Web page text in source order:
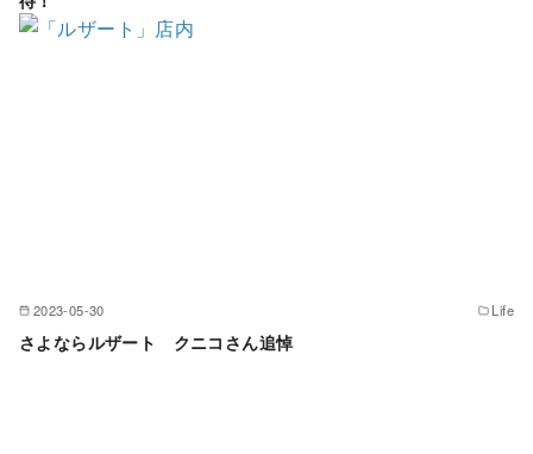
2023-05-30 Life
さよならルザート クニコさん追悼